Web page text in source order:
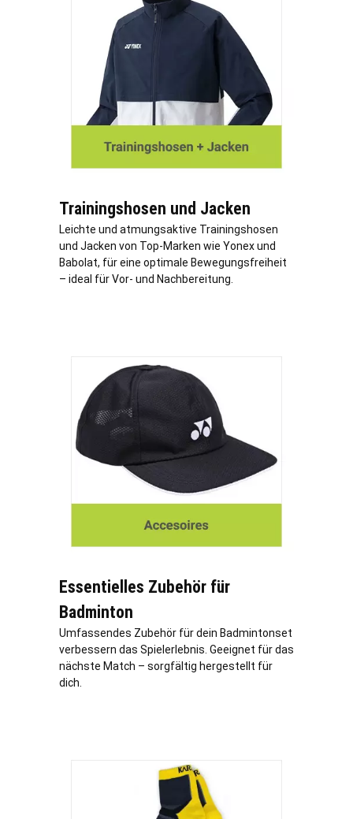
Trainingshosen und Jacken
Leichte und atmungsaktive Trainingshosen
und Jacken von Top-Marken wie Yonex und
Babolat, für eine optimale Bewegungsfreiheit
– ideal für Vor- und Nachbereitung.
Essentielles Zubehör für
Badminton
Umfassendes Zubehör für dein Badmintonset
verbessern das Spielerlebnis. Geeignet für das
nächste Match – sorgfältig hergestellt für
dich.